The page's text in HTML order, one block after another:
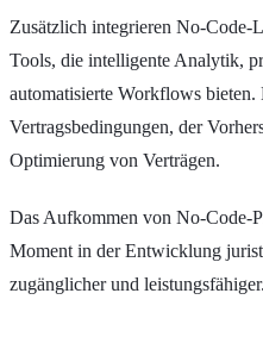
Zusätzlich integrieren No-
Tools, die intelligente Analytik,
automatisierte Workflows
Vertragsbedingungen, der
Optimierung von Verträgen.
Das Aufkommen von No-Code-
Moment in der Entwicklung
zugänglicher und leistungsfähiger.